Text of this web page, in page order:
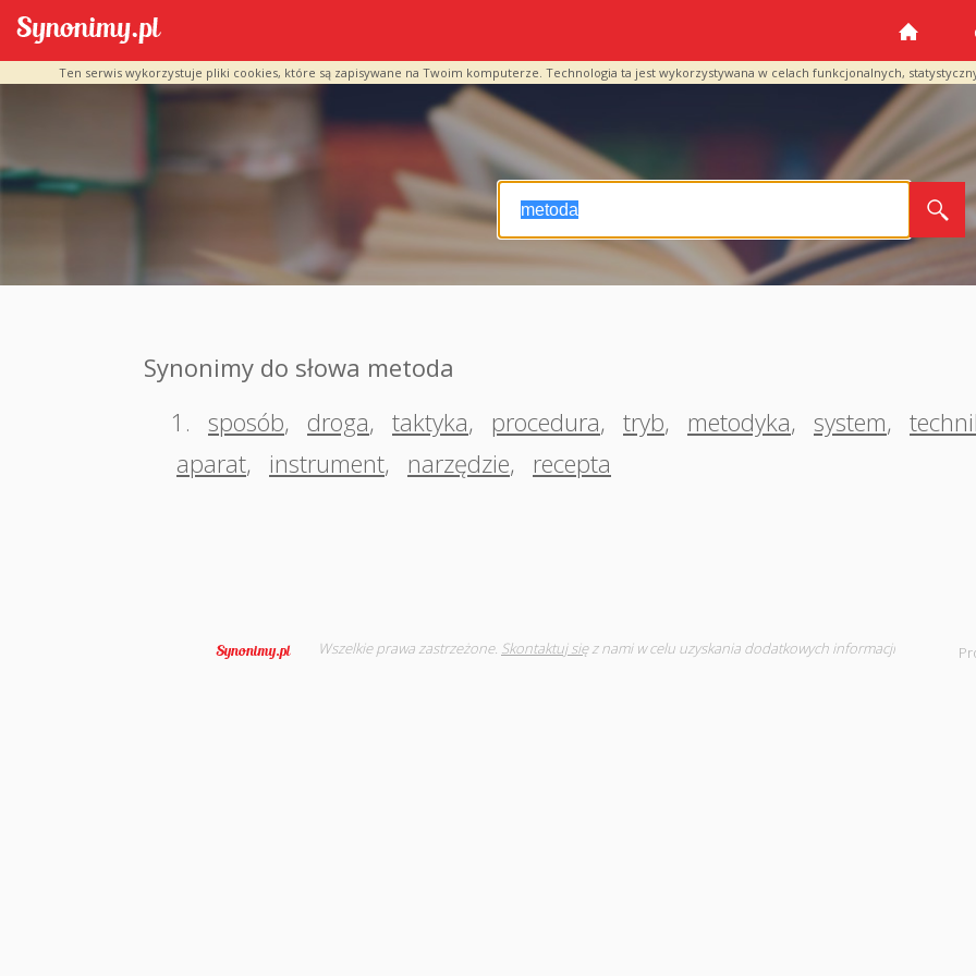
Ten serwis wykorzystuje pliki cookies, które są zapisywane na Twoim komputerze. Technologia ta jest wykorzystywana w celach funkcjonalnych,
Synonimy do słowa metoda
1.
sposób, droga, taktyka, procedura, tryb, metodyka, system,
aparat, instrument, narzędzie, recepta
Wszelkie prawa zastrzeżone. Skontaktuj sięz nami w celu uzyskania dodatkowych informacji